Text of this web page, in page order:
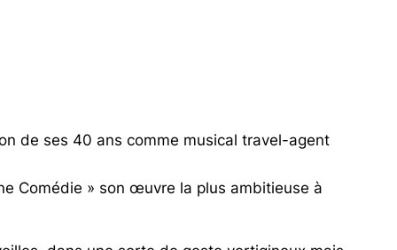
de ses 40 ans comme musical travel-agent
Comédie » son œuvre la plus ambitieuse à